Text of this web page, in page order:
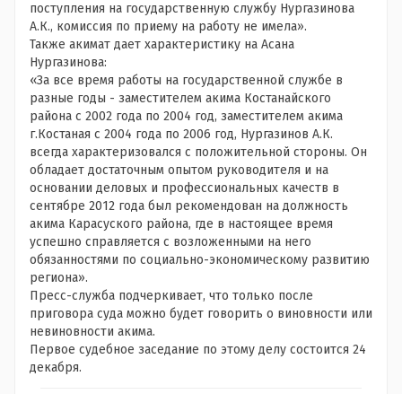
поступления на государственную службу Нургазинова
А.К., комиссия по приему на работу не имела».
Также акимат дает характеристику на Асана
Нургазинова:
«За все время работы на государственной службе в
разные годы - заместителем акима Костанайского
района с 2002 года по 2004 год, заместителем акима
г.Костаная с 2004 года по 2006 год, Нургазинов А.К.
всегда характеризовался с положительной стороны. Он
обладает достаточным опытом руководителя и на
основании деловых и профессиональных качеств в
сентябре 2012 года был рекомендован на должность
акима Карасуского района, где в настоящее время
успешно справляется с возложенными на него
обязанностями по социально-экономическому развитию
региона».
Пресс-служба подчеркивает, что только после
приговора суда можно будет говорить о виновности или
невиновности акима.
Первое судебное заседание по этому делу состоится 24
декабря.